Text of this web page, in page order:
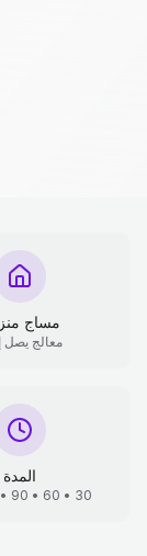
مساج
معالج يصل
المدة
30 • 60 • 90 • 120 min